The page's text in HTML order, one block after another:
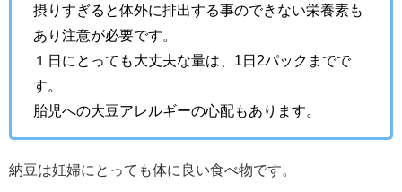
摂りすぎると体外に排出する事のできない栄養素も
あり注意が必要です。
１日にとっても大丈夫な量は、1日2パックまでで
す。
胎児への大豆アレルギーの心配もあります。
納豆は妊婦にとっても体に良い食べ物です。